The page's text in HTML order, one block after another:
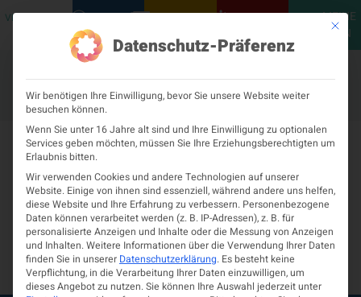
VERANSTALTUNGENPODCASTS NEUROLOGISCH KONTAKT
MEINE
ÖGN
Medizinische
Universität Graz –
Universitätsklinik für
Neurologie
Mit
Datenschutz-Präferenz
Wir benötigen Ihre Einwilligung, bevor Sie unsere Website weiter
besuchen können.
Wenn Sie unter 16 Jahre alt sind und Ihre Einwilligung zu optionalen
Services geben möchten, müssen Sie Ihre Erziehungsberechtigten um
Erlaubnis bitten.
Wir verwenden Cookies und andere Technologien auf unserer
Website. Einige von ihnen sind essenziell, während andere uns helfen,
diese Website und Ihre Erfahrung zu verbessern. Personenbezogene
Daten können verarbeitet werden (z. B. IP-Adressen), z. B. für
personalisierte Anzeigen und Inhalte oder die Messung von Anzeigen
und Inhalten.Weitere Informationen über die Verwendung Ihrer Daten
finden Sie in unserer Datenschutzerklärung. Es besteht keine
Verpflichtung, in die Verarbeitung Ihrer Daten einzuwilligen, um
dieses Angebot zu nutzen.Sie können Ihre Auswahl jederzeit unter